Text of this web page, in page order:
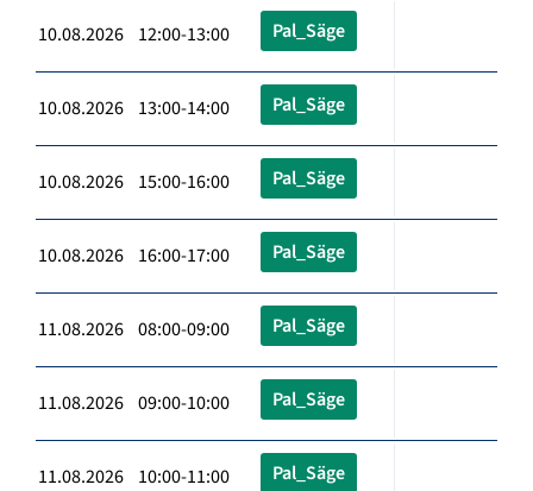
10.08.2026 12:00-13:00 Pal_Säge
10.08.2026 13:00-14:00 Pal_Säge
10.08.2026 15:00-16:00 Pal_Säge
10.08.2026 16:00-17:00 Pal_Säge
11.08.2026 08:00-09:00 Pal_Säge
11.08.2026 09:00-10:00 Pal_Säge
11.08.2026 10:00-11:00 Pal_Säge